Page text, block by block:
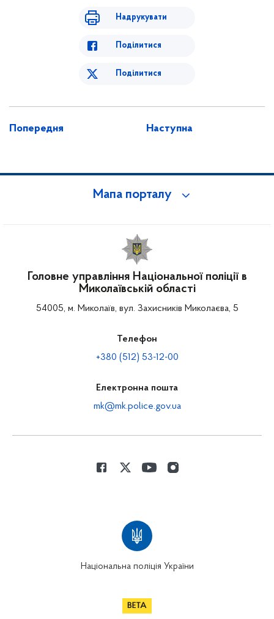
Надрукувати
Поділитися
Поділитися
Попередня Наступна
Мапа порталу
Головне управління Національної поліції в
Миколаївській області
54005, м. Миколаїв, вул. Захисників Миколаєва, 5
Телефон
+380 (512) 53-12-00
Електронна пошта
mk@mk.police.gov.ua
Національна поліція України